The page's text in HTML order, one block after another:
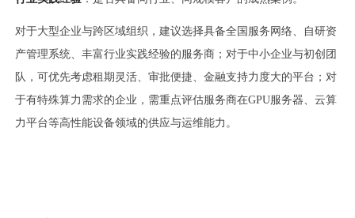
对于大型企业与跨区域组织，建议选择具备全国服务网络、自研资
产管理系统、丰富行业实践经验的服务商；对于中小企业与初创团
队，可优先考虑租期灵活、审批便捷、金融支持力度大的平台；对
于有特殊算力需求的企业，需重点评估服务商在GPU服务器、云算
力平台等高性能设备领域的供应与运维能力。